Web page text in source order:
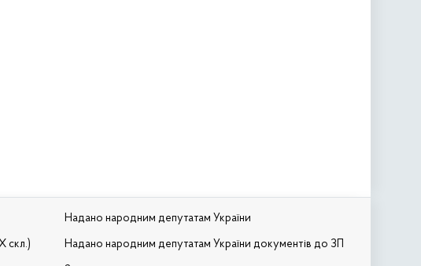
скл.)
Надано народним депутатам України
Надано народним депутатам України документів до ЗП